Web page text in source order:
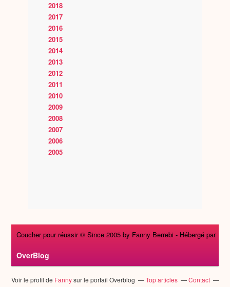
2018
2017
2016
2015
2014
2013
2012
2011
2010
2009
2008
2007
2006
2005
Coucher pour réussir © Since 2005 by Fanny Berrebi - Hébergé par
OverBlog
Voir le profil de Fannysur le portail Overblog Top articles
Contact